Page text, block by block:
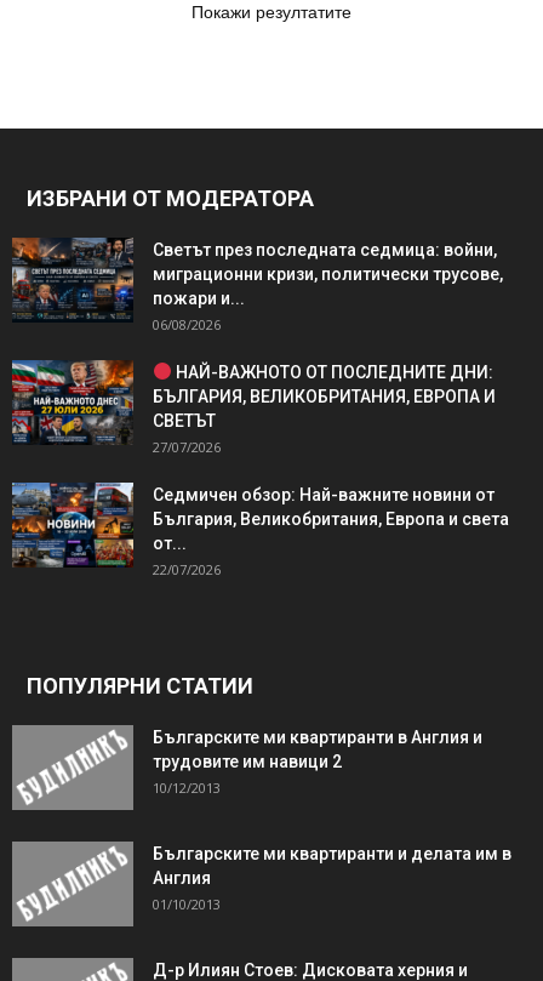
Покажи резултатите
ИЗБРАНИ ОТ МОДЕРАТОРА
Светът през последната седмица: войни,
миграционни кризи, политически трусове,
пожари и...
06/08/2026
НАЙ-ВАЖНОТО ОТ ПОСЛЕДНИТЕ ДНИ:
БЪЛГАРИЯ, ВЕЛИКОБРИТАНИЯ, ЕВРОПА И
СВЕТЪТ
27/07/2026
Седмичен обзор: Най-важните новини от
България, Великобритания, Европа и света
от...
22/07/2026
ПОПУЛЯРНИ СТАТИИ
Българските ми квартиранти в Англия и
трудовите им навици 2
10/12/2013
Българските ми квартиранти и делата им в
Англия
01/10/2013
Д-р Илиян Стоев: Дисковата херния и